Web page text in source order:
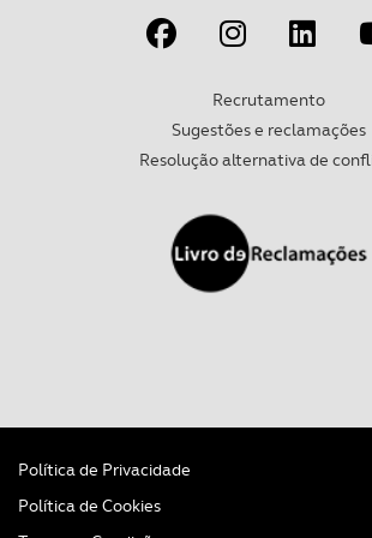
parceiros e organizações na UE e em
dados pessoais serão realizadas apenas
consentimento e quando tal se afigure
necessário no contexto dos serviços a
Realçamos que o bloqueio de certo tipo
tecnologias similares pode ter impacto na
experiência de navegação no Website e
Recrutamento
Sugestões e reclamações
Resolução alternativa de
Política de Privacidade
Política de Cookies